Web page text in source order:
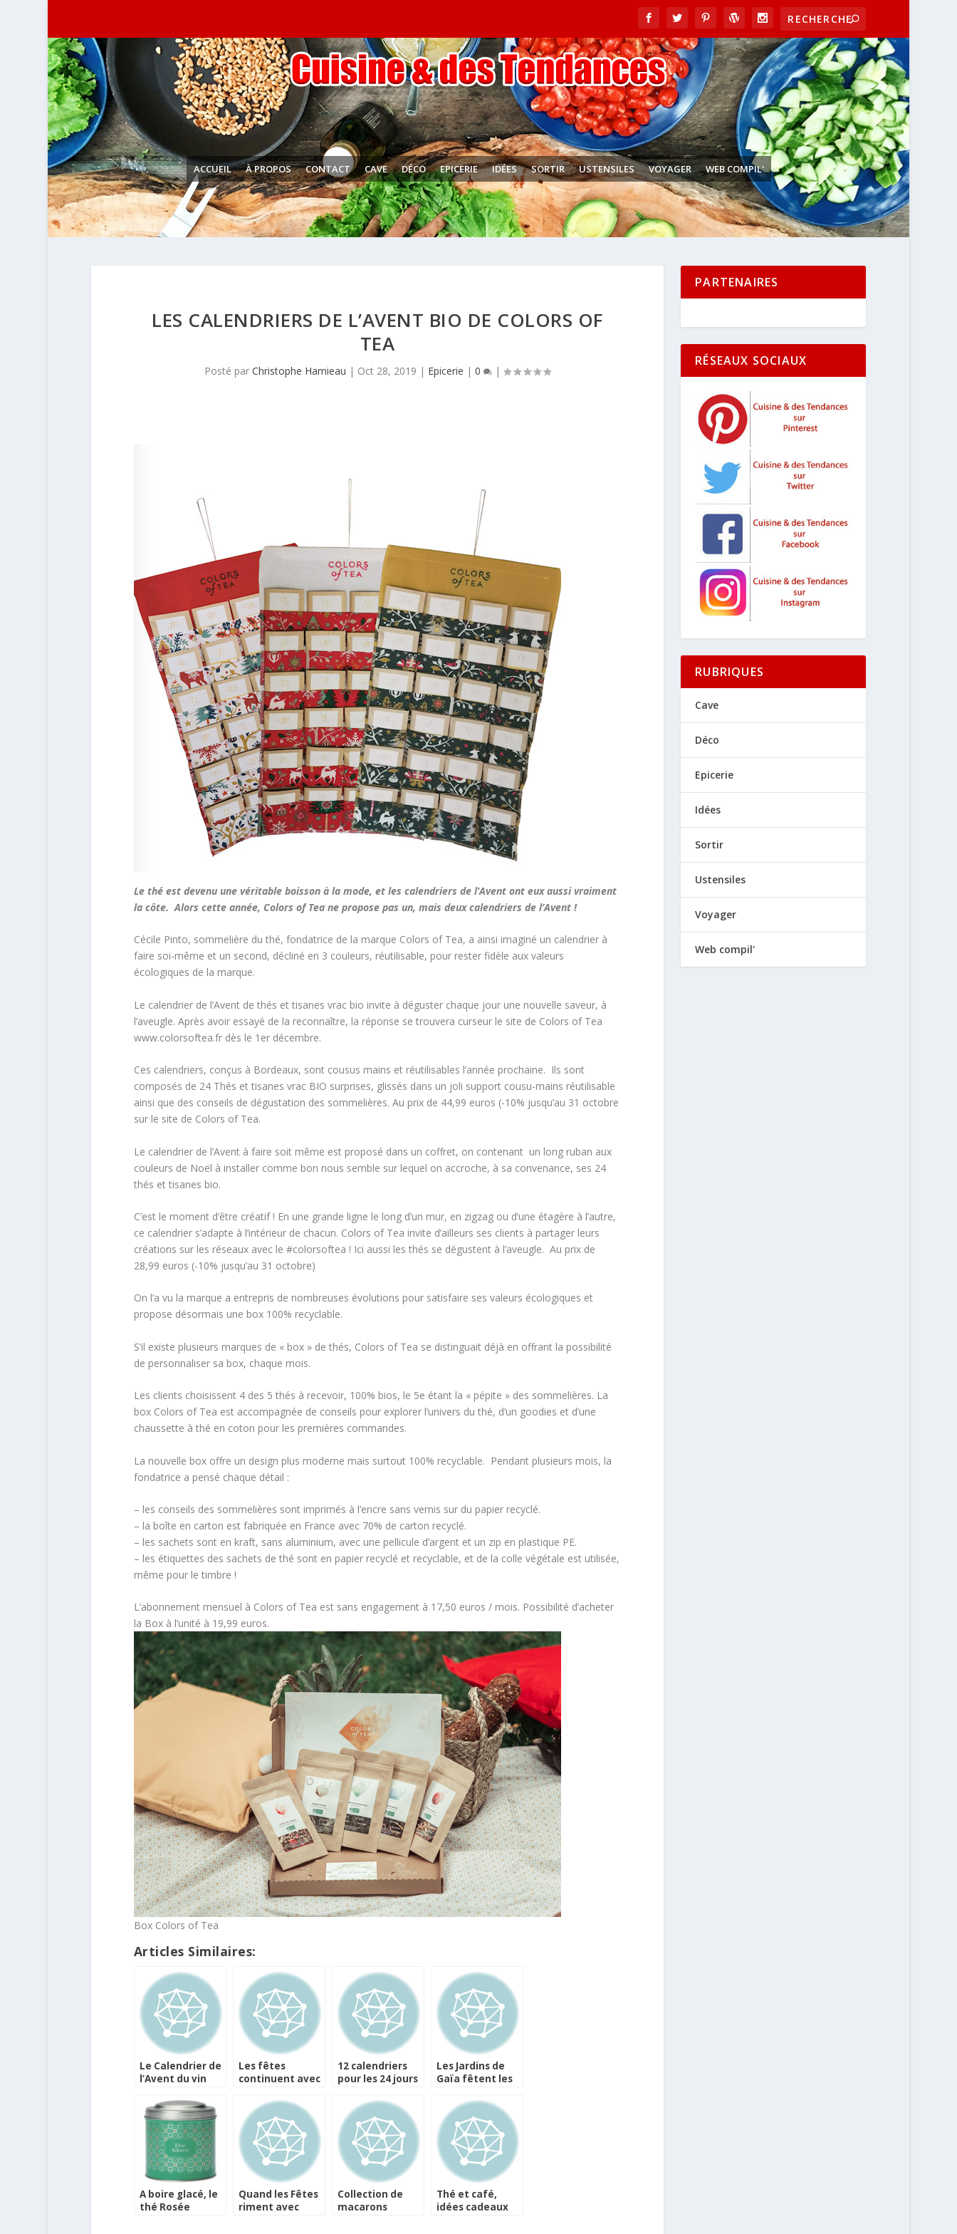
ACCUEIL À PROPOS CONTACT CAVE DÉCO EPICERIE IDÉES SORTIR USTENSILES VOYAGER WEB COMPIL'
LES CALENDRIERS DE L’AVENT BIO DE COLORS OF
TEA
Posté par Christophe Hamieau | Oct 28, 2019 | Epicerie | 0 |
Le thé est devenu une véritable boisson à la mode, et les calendriers de l’Avent ont eux aussi vraiment
la côte. Alors cette année, Colors of Tea ne propose pas un, mais deux calendriers de l’Avent !
Cécile Pinto, sommelière du thé, fondatrice de la marque Colors of Tea, a ainsi imaginé un calendrier à
faire soi-même et un second, décliné en 3 couleurs, réutilisable, pour rester fidèle aux valeurs
écologiques de la marque.
Le calendrier de l’Avent de thés et tisanes vrac bio invite à déguster chaque jour une nouvelle saveur, à
l’aveugle. Après avoir essayé de la reconnaître, la réponse se trouvera curseur le site de Colors of Tea
www.colorsoftea.fr dès le 1er décembre.
Ces calendriers, conçus à Bordeaux, sont cousus mains et réutilisables l’année prochaine. Ils sont
composés de 24 Thés et tisanes vrac BIO surprises, glissés dans un joli support cousu-mains réutilisable
ainsi que des conseils de dégustation des sommelières. Au prix de 44,99 euros (-10% jusqu’au 31 octobre
sur le site de Colors of Tea.
Le calendrier de l’Avent à faire soit même est proposé dans un coffret, on contenant un long ruban aux
couleurs de Noël à installer comme bon nous semble sur lequel on accroche, à sa convenance, ses 24
thés et tisanes bio.
C’est le moment d’être créatif ! En une grande ligne le long d’un mur, en zigzag ou d’une étagère à l’autre,
ce calendrier s’adapte à l’intérieur de chacun. Colors of Tea invite d’ailleurs ses clients à partager leurs
créations sur les réseaux avec le #colorsoftea ! Ici aussi les thés se dégustent à l’aveugle. Au prix de
28,99 euros (-10% jusqu’au 31 octobre)
On l’a vu la marque a entrepris de nombreuses évolutions pour satisfaire ses valeurs écologiques et
propose désormais une box 100% recyclable.
S’il existe plusieurs marques de « box » de thés, Colors of Tea se distinguait déjà en offrant la possibilité
de personnaliser sa box, chaque mois.
Les clients choisissent 4 des 5 thés à recevoir, 100% bios, le 5e étant la « pépite » des sommelières. La
box Colors of Tea est accompagnée de conseils pour explorer l’univers du thé, d’un goodies et d’une
chaussette à thé en coton pour les premières commandes.
La nouvelle box offre un design plus moderne mais surtout 100% recyclable. Pendant plusieurs mois, la
fondatrice a pensé chaque détail :
– les conseils des sommelières sont imprimés à l’encre sans vernis sur du papier recyclé.
– la boîte en carton est fabriquée en France avec 70% de carton recyclé.
– les sachets sont en kraft, sans aluminium, avec une pellicule d’argent et un zip en plastique PE.
– les étiquettes des sachets de thé sont en papier recyclé et recyclable, et de la colle végétale est utilisée,
même pour le timbre !
L’abonnement mensuel à Colors of Tea est sans engagement à 17,50 euros / mois. Possibilité d’acheter
la Box à l’unité à 19,99 euros.
Box Colors of Tea
Articles Similaires:
Le Calendrier de
l’Avent du vin
Vineabox
Les fêtes
continuent avec
l’après de Lutti
12 calendriers
pour les 24 jours
Les Jardins de
Gaïa fêtent les
thés parfumés
A boire glacé, le
thé Rosée
Quand les Fêtes
riment avec
Collection de
macarons
Thé et café,
idées cadeaux
PARTENAIRES
RÉSEAUX SOCIAUX
RUBRIQUES
Cave
Déco
Epicerie
Idées
Sortir
Ustensiles
Voyager
Web compil'